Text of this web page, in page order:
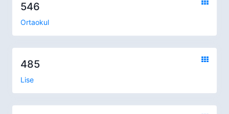
546
Ortaokul
485
Lise